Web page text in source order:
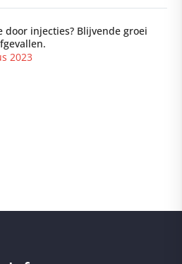
door injecties? Blijvende groei
2023